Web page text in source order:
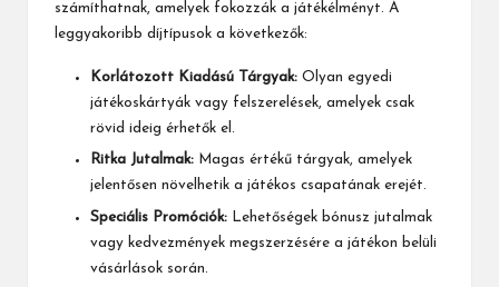
számíthatnak, amelyek fokozzák a játékélményt. A
leggyakoribb díjtípusok a következők:
Korlátozott Kiadású Tárgyak: Olyan egyedi
játékoskártyák vagy felszerelések, amelyek csak
rövid ideig érhetők el.
Ritka Jutalmak: Magas értékű tárgyak, amelyek
jelentősen növelhetik a játékos csapatának erejét.
Speciális Promóciók: Lehetőségek bónusz jutalmak
vagy kedvezmények megszerzésére a játékon belüli
vásárlások során.